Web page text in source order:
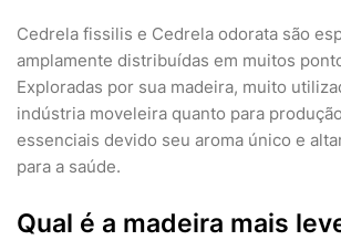
Cedrela fissilis e Cedrela odorata são
amplamente distribuídas em muitos
Exploradas por sua madeira, muito
indústria moveleira quanto para
essenciais devido seu aroma único e
para a saúde.
Qual é a madeira mais